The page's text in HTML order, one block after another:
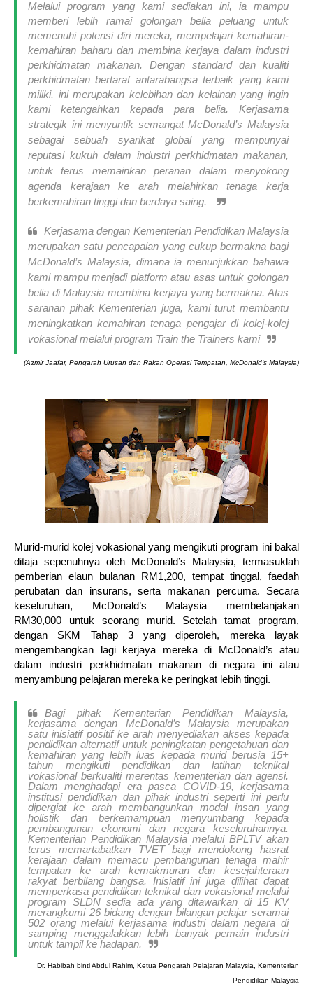
Melalui program yang kami sediakan ini, ia mampu
memberi lebih ramai golongan belia peluang untuk
memenuhi potensi diri mereka, mempelajari kemahiran-
kemahiran baharu dan membina kerjaya dalam industri
perkhidmatan makanan. Dengan standard dan kualiti
perkhidmatan bertaraf antarabangsa terbaik yang kami
miliki, ini merupakan kelebihan dan kelainan yang ingin
kami ketengahkan kepada para belia. Kerjasama
strategik ini menyuntik semangat McDonald’s Malaysia
sebagai sebuah syarikat global yang mempunyai
reputasi kukuh dalam industri perkhidmatan makanan,
untuk terus memainkan peranan dalam menyokong
agenda kerajaan ke arah melahirkan tenaga kerja
berkemahiran tinggi dan berdaya saing.
Kerjasama dengan Kementerian Pendidikan Malaysia
merupakan satu pencapaian yang cukup bermakna bagi
McDonald’s Malaysia, dimana ia menunjukkan bahawa
kami mampu menjadi platform atau asas untuk golongan
belia di Malaysia membina kerjaya yang bermakna. Atas
saranan pihak Kementerian juga, kami turut membantu
meningkatkan kemahiran tenaga pengajar di kolej-kolej
vokasional melalui program Train the Trainers kami
(Azmir Jaafar, Pengarah Urusan dan Rakan Operasi Tempatan, McDonald’s Malaysia)
Murid-murid kolej vokasional yang mengikuti program ini bakal
ditaja sepenuhnya oleh McDonald’s Malaysia, termasuklah
pemberian elaun bulanan RM1,200, tempat tinggal, faedah
perubatan dan insurans, serta makanan percuma. Secara
keseluruhan, McDonald’s Malaysia membelanjakan
RM30,000 untuk seorang murid. Setelah tamat program,
dengan SKM Tahap 3 yang diperoleh, mereka layak
mengembangkan lagi kerjaya mereka di McDonald’s atau
dalam industri perkhidmatan makanan di negara ini atau
menyambung pelajaran mereka ke peringkat lebih tinggi.
Bagi pihak Kementerian Pendidikan Malaysia,
kerjasama dengan McDonald’s Malaysia merupakan
satu inisiatif positif ke arah menyediakan akses kepada
pendidikan alternatif untuk peningkatan pengetahuan dan
kemahiran yang lebih luas kepada murid berusia 15+
tahun mengikuti pendidikan dan latihan teknikal
vokasional berkualiti merentas kementerian dan agensi.
Dalam menghadapi era pasca COVID-19, kerjasama
institusi pendidikan dan pihak industri seperti ini perlu
dipergiat ke arah membangunkan modal insan yang
holistik dan berkemampuan menyumbang kepada
pembangunan ekonomi dan negara keseluruhannya.
Kementerian Pendidikan Malaysia melalui BPLTV akan
terus memartabatkan TVET bagi mendokong hasrat
kerajaan dalam memacu pembangunan tenaga mahir
tempatan ke arah kemakmuran dan kesejahteraan
rakyat berbilang bangsa. Inisiatif ini juga dilihat dapat
memperkasa pendidikan teknikal dan vokasional melalui
program SLDN sedia ada yang ditawarkan di 15 KV
merangkumi 26 bidang dengan bilangan pelajar seramai
502 orang melalui kerjasama industri dalam negara di
samping menggalakkan lebih banyak pemain industri
untuk tampil ke hadapan.
Dr. Habibah binti Abdul Rahim, Ketua Pengarah Pelajaran Malaysia, Kementerian
Pendidikan Malaysia